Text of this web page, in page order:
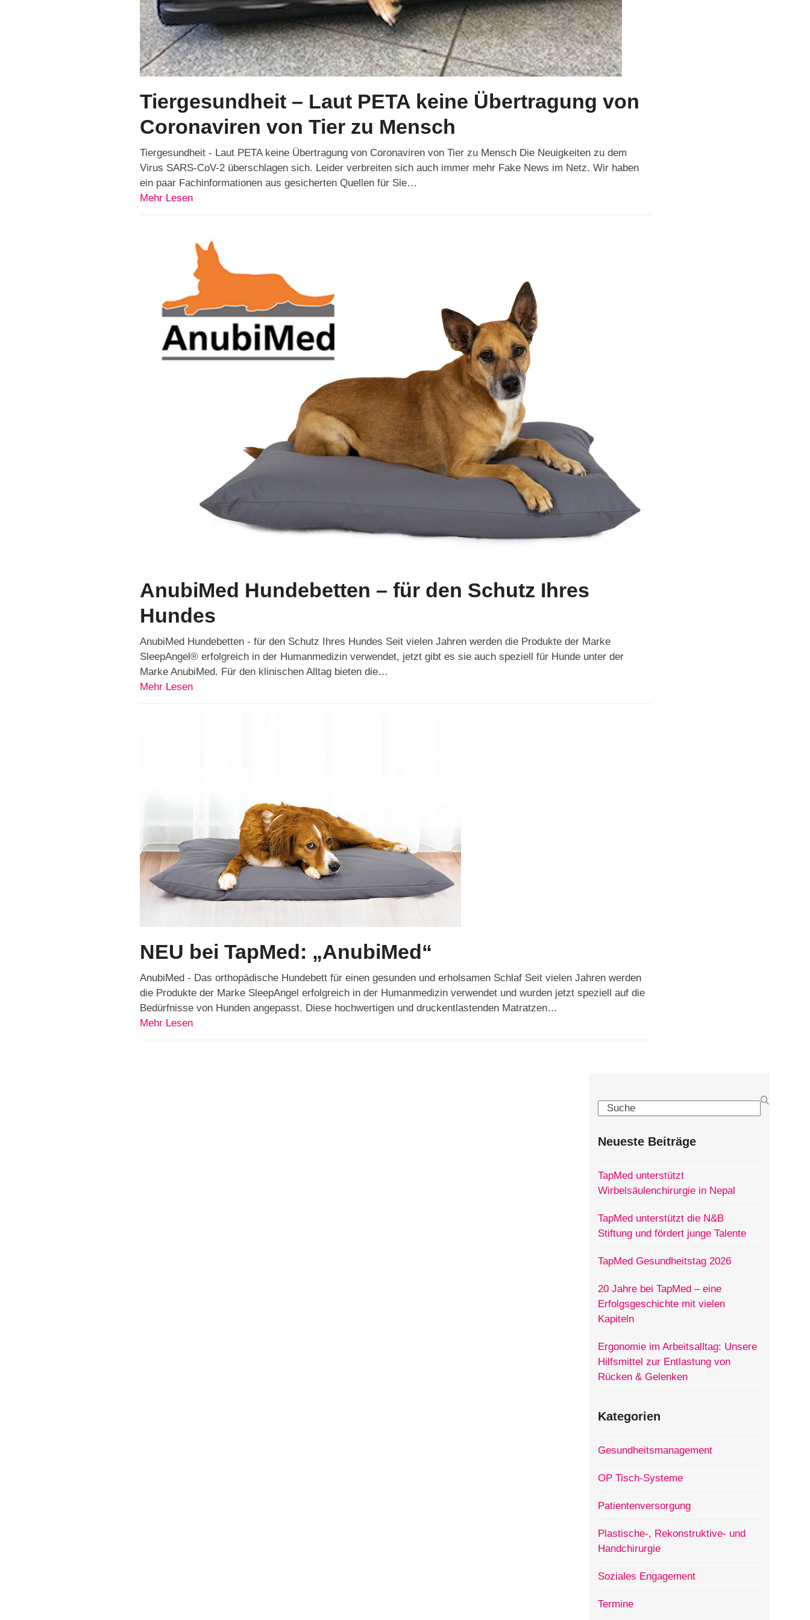
Tiergesundheit – Laut PETA keine Übertragung von
Coronaviren von Tier zu Mensch
Tiergesundheit - Laut PETA keine Übertragung von Coronaviren von Tier zu Mensch Die Neuigkeiten zu dem
Virus SARS-CoV-2 überschlagen sich. Leider verbreiten sich auch immer mehr Fake News im Netz. Wir haben
ein paar Fachinformationen aus gesicherten Quellen für Sie…
Mehr Lesen
AnubiMed Hundebetten – für den Schutz Ihres
Hundes
AnubiMed Hundebetten - für den Schutz Ihres Hundes Seit vielen Jahren werden die Produkte der Marke
SleepAngel® erfolgreich in der Humanmedizin verwendet, jetzt gibt es sie auch speziell für Hunde unter der
Marke AnubiMed. Für den klinischen Alltag bieten die…
Mehr Lesen
NEU bei TapMed: „AnubiMed“
AnubiMed - Das orthopädische Hundebett für einen gesunden und erholsamen Schlaf Seit vielen Jahren werden
die Produkte der Marke SleepAngel erfolgreich in der Humanmedizin verwendet und wurden jetzt speziell auf die
Bedürfnisse von Hunden angepasst. Diese hochwertigen und druckentlastenden Matratzen…
Mehr Lesen
Search
Neueste Beiträge
TapMed unterstützt
Wirbelsäulenchirurgie in Nepal
TapMed unterstützt die N&B
Stiftung und fördert junge Talente
TapMed Gesundheitstag 2026
20 Jahre bei TapMed – eine
Erfolgsgeschichte mit vielen
Kapiteln
Ergonomie im Arbeitsalltag: Unsere
Hilfsmittel zur Entlastung von
Rücken & Gelenken
Kategorien
Gesundheitsmanagement
OP Tisch-Systeme
Patientenversorgung
Plastische-, Rekonstruktive- und
Handchirurgie
Soziales Engagement
Termine